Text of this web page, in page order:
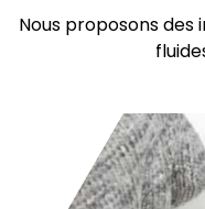
Nous proposons des